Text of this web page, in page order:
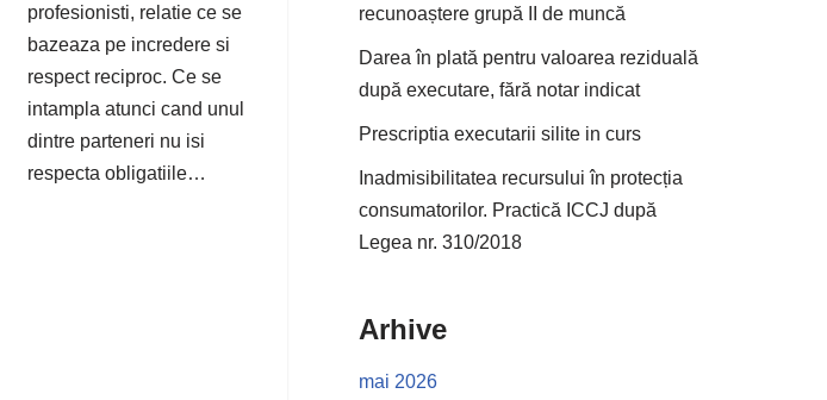
profesionisti, relatie ce se
bazeaza pe incredere si
respect reciproc. Ce se
intampla atunci cand unul
dintre parteneri nu isi
respecta obligatiile…
recunoaștere grupă II de muncă
Darea în plată pentru valoarea reziduală
după executare, fără notar indicat
Prescriptia executarii silite in curs
Inadmisibilitatea recursului în protecția
consumatorilor. Practică ICCJ după
Legea nr. 310/2018
Arhive
mai 2026